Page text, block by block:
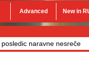
Advanced New in